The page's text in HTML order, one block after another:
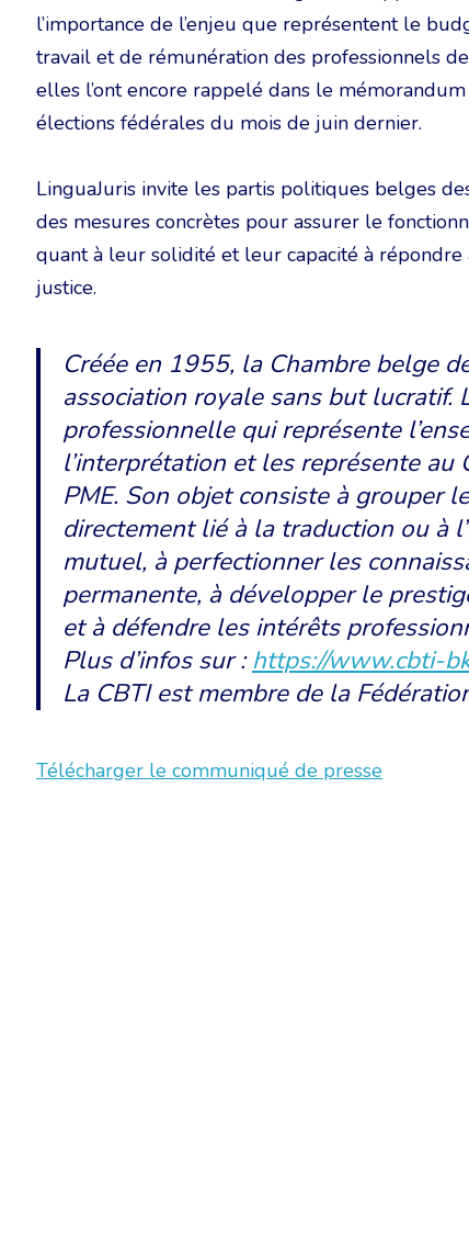
l’importance de l’enjeu que représentent le
travail et de rémunération des professionnels
elles l’ont encore rappelé dans le mémorandum
élections fédérales du mois de juin dernier.
LinguaJuris invite les partis politiques belges
des mesures concrètes pour assurer le
quant à leur solidité et leur capacité à
justice.
Créée en 1955, la Chambre belge
association royale sans but lucratif.
professionnelle qui représente
l’interprétation et les représente
PME. Son objet consiste à grouper
directement lié à la traduction ou à
mutuel, à perfectionner les
permanente, à développer le
et à défendre les intérêts
Plus d’infos sur :https://www.cbti-
La CBTI est membre de la
Télécharger le communiqué de presse